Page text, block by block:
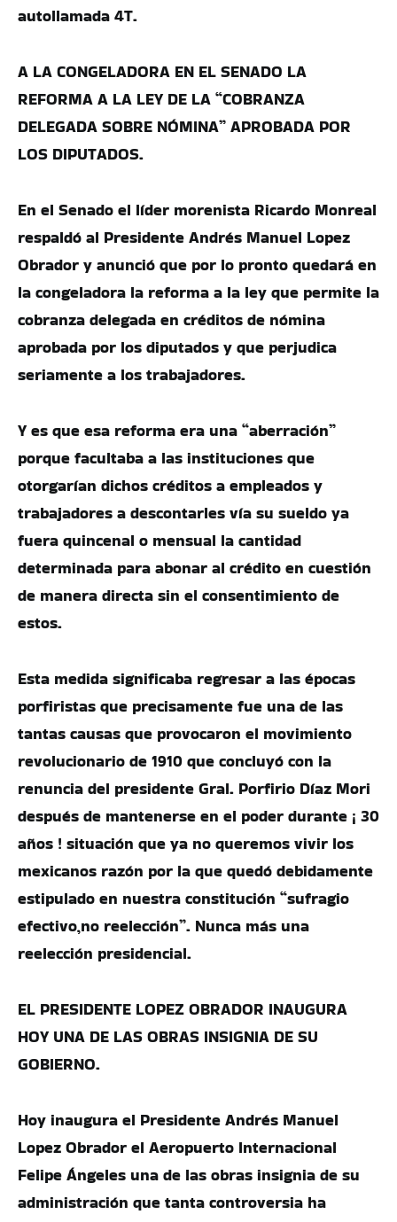
autollamada 4T.
A LA CONGELADORA EN EL SENADO LA
REFORMA A LA LEY DE LA “COBRANZA
DELEGADA SOBRE NÓMINA” APROBADA POR
LOS DIPUTADOS.
En el Senado el líder morenista Ricardo Monreal
respaldó al Presidente Andrés Manuel Lopez
Obrador y anunció que por lo pronto quedará en
la congeladora la reforma a la ley que permite la
cobranza delegada en créditos de nómina
aprobada por los diputados y que perjudica
seriamente a los trabajadores.
Y es que esa reforma era una “aberración”
porque facultaba a las instituciones que
otorgarían dichos créditos a empleados y
trabajadores a descontarles vía su sueldo ya
fuera quincenal o mensual la cantidad
determinada para abonar al crédito en cuestión
de manera directa sin el consentimiento de
estos.
Esta medida significaba regresar a las épocas
porfiristas que precisamente fue una de las
tantas causas que provocaron el movimiento
revolucionario de 1910 que concluyó con la
renuncia del presidente Gral. Porfirio Díaz Mori
después de mantenerse en el poder durante ¡ 30
años ! situación que ya no queremos vivir los
mexicanos razón por la que quedó debidamente
estipulado en nuestra constitución “sufragio
efectivo,no reelección”. Nunca más una
reelección presidencial.
EL PRESIDENTE LOPEZ OBRADOR INAUGURA
HOY UNA DE LAS OBRAS INSIGNIA DE SU
GOBIERNO.
Hoy inaugura el Presidente Andrés Manuel
Lopez Obrador el Aeropuerto Internacional
Felipe Ángeles una de las obras insignia de su
administración que tanta controversia ha